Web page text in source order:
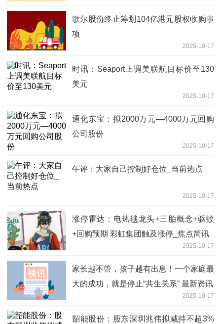
歌尔股份终止筹划104亿港元股权收购事
项
2025-10-17
时讯：Seaport上调美联航目标价至130
美元
2025-10-17
通化东宝：拟2000万元—4000万元回购
公司股份
2025-10-17
午评：大家自己控制好仓位_当前热点
2025-10-17
涨停雷达：电热毯龙头+三胎概念+驱蚊
+回购预期 彩虹集团触及涨停_焦点简讯
2025-10-17
家长越不管，孩子越有出息！一个家庭最
大的成功，就是停止“共生关系” 最新资讯
2025-10-17
韶能股份：股东深圳兆伟拟减持不超3%